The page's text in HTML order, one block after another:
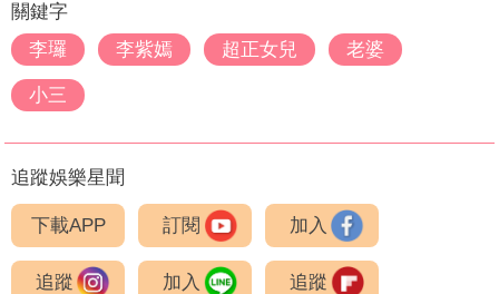
關鍵字
李㼈
李紫嫣 超正女兒 老婆
小三
追蹤娛樂星聞
下載APP 訂閱 加入
追蹤 加入 追蹤